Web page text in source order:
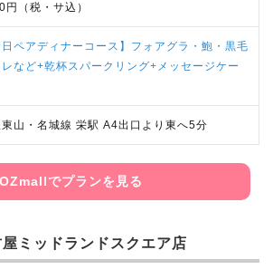
（税・サ込）
日ペアディナーコース】フォアグラ・鮑・黒毛
など+乾杯スパークリング+メッセージケー
山・名城線 栄駅 A4出口より東へ5分
OZmallでプランを見る
屋ミッドランドスクエア店